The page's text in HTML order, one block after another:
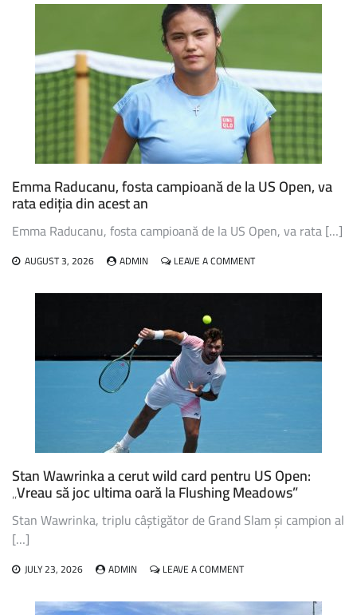
TREI
LA
WTA
TORONTO
Emma Raducanu, fosta campioană de la US Open, va
rata ediția din acest an
Emma Raducanu, fosta campioană de la US Open, va rata […]
AUGUST 3, 2026 ADMIN LEAVE A COMMENTON
RADUCANU,
US
Stan Wawrinka a cerut wild card pentru US Open:
„Vreau să joc ultima oară la Flushing Meadows”
Stan Wawrinka, triplu câștigător de Grand Slam și campion al
[…]
JULY 23, 2026 ADMIN LEAVE A COMMENTON
WAWRINKA